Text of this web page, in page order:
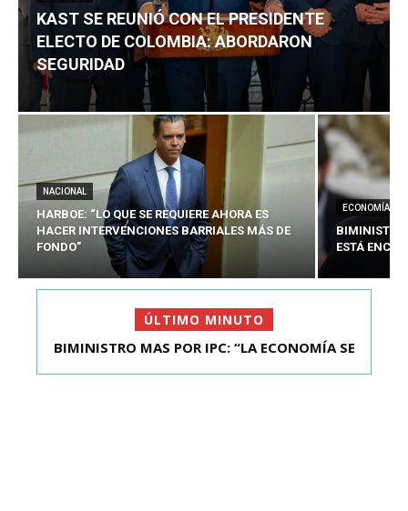
KAST SE REUNIÓ CON EL PRESIDENTE
ELECTO DE COLOMBIA: ABORDARON
SEGURIDAD
NACIONAL
HARBOE: “LO QUE SE REQUIERE AHORA ES
HACER INTERVENCIONES BARRIALES MÁS DE
FONDO”
ECONOMÍA
BIMINISTRO
ESTÁ
ÚLTIMO MINUTO
KAST SE REUNIÓ CON EL PRESIDENTE ELECTO DE
BIMINISTRO MAS POR IPC: “LA ECONOMÍA SE